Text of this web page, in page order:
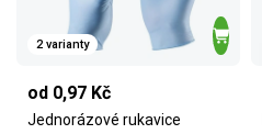
2 varianty
od 0,97 Kč
Jednorázové rukavice